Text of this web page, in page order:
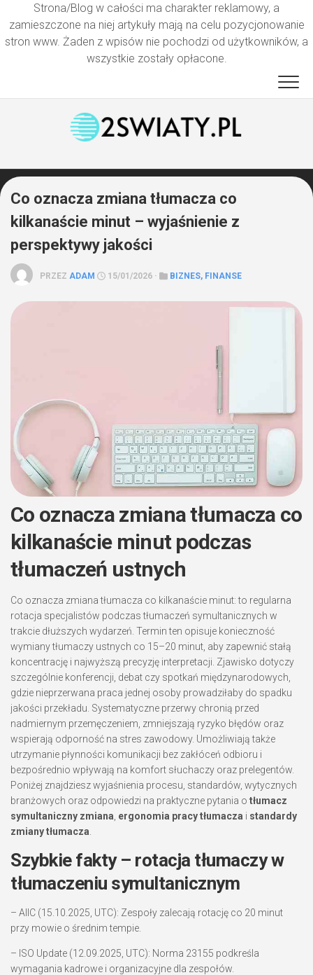
Strona/Blog w całości ma charakter reklamowy, a
zamieszczone na niej artykuły mają na celu pozycjonowanie
stron www. Żaden z wpisów nie pochodzi od użytkowników, a
wszystkie zostały opłacone.
Co oznacza zmiana tłumacza co
kilkanaście minut – wyjaśnienie z
perspektywy jakości
PRZEZ ADAM 15/01/2026 · BIZNES, FINANSE
Co oznacza zmiana tłumacza co
kilkanaście minutpodczas
tłumaczeń ustnych
Co oznacza zmiana tłumacza co kilkanaście minut: to regularna
rotacja specjalistów podczas tłumaczeń symultanicznych w
trakcie dłuższych wydarzeń. Termin ten opisuje konieczność
wymiany tłumaczy ustnych co 15–20 minut, aby zapewnić stałą
koncentrację i najwyższą precyzję interpretacji. Zjawisko dotyczy
szczególnie konferencji, debat czy spotkań międzynarodowych,
gdzie nieprzerwana praca jednej osoby prowadziłaby do spadku
jakości przekładu. Systematyczne przerwy chronią przed
nadmiernym przemęczeniem, zmniejszają ryzyko błędów oraz
wspierają odporność na stres zawodowy. Umożliwiają także
utrzymanie płynności komunikacji bez zakłóceń odbioru i
bezpośrednio wpływają na komfort słuchaczy oraz prelegentów.
Poniżej znajdziesz wyjaśnienia procesu, standardów, wytycznych
branżowych oraz odpowiedzi na praktyczne pytania o tłumacz
symultaniczny zmiana ergonomia pracy tłumacza i standardy
zmiany tłumacza
Szybkie fakty – rotacja tłumaczy w
tłumaczeniu symultanicznym
– AIIC (15.10.2025, UTC): Zespoły zalecają rotację co 20 minut
przy mowie o średnim tempie.
– ISO Update (12.09.2025, UTC): Norma 23155 podkreśla
wymagania kadrowe i organizacyjne dla zespołów.